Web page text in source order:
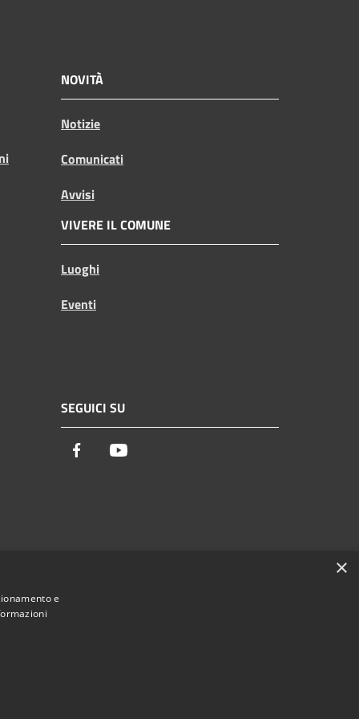
NOVITÀ
Notizie
Comunicati
Avvisi
VIVERE IL COMUNE
Luoghi
Eventi
SEGUICI SU
Facebook
×
e